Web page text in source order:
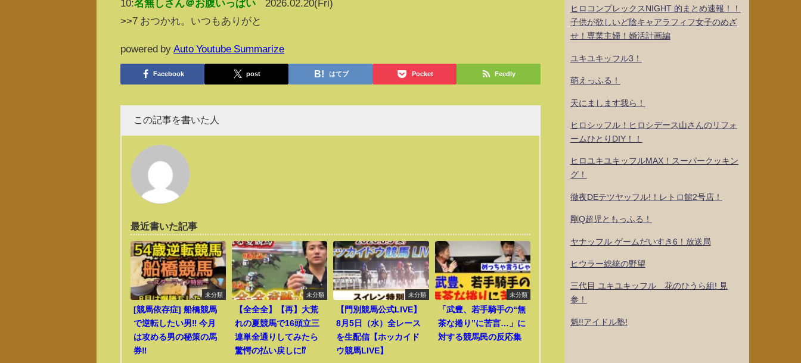
10:名無しさん＠お腹いっぱい
2026.02.20(Fri)
>>7 おつかれ。いつもありがと
powered by Auto Youtube Summarize
Facebook post はてブ Pocket Feedly
この記事を書いた人
最近書いた記事
未分類
[競馬依存症] 船橋競馬
で逆転したい男‼️ 今月
は攻める男の秘策の馬
券‼️
未分類
【全全全】【再】大荒
れの夏競馬で16頭立三
連単全通りしてみたら
驚愕の払い戻しに⁉︎
未分類
【門別競馬公式LIVE】
8月5日（水）全レース
を生配信【ホッカイド
ウ競馬LIVE】
未分類
「武豊、若手騎手の“無
茶な捲り”に苦言…」に
対する競馬民の反応集
ヒロコンプレックスNIGHT 的まとめ速報！！
子供が欲しいど陰キャアラフィフ女子のめざ
せ！専業主婦！婚活計画編
ユキユキッフル3！
萌えっふる！
天にまします我ら！
ヒロシッフル！ヒロシデース山さんのリフォ
ームひとりDIY！！
ヒロユキユキッフルMAX！スーパークッキン
グ！
徹夜DEテツヤッフル!！レトロ館2号店！
剛Q超児ともっふる！
ヤナッフル ゲームだいすき6！放送局
ヒウラー総統の野望
三代目 ユキユキッフル 花のひうら組! 見
参！
魁!!アイドル塾!